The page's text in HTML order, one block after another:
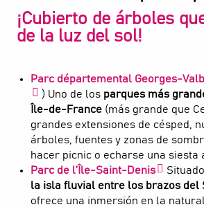
¡Cubierto de árboles
de la luz del sol!
Parc départemental Georges-
) Uno de los parques más
Île-de-France (más grande que
grandes extensiones de césped,
árboles, fuentes y zonas de
hacer picnic o echarse una siesta
Parc de l’Île-Saint-Denis
la isla fluvial entre los brazos del
ofrece una inmersión en la